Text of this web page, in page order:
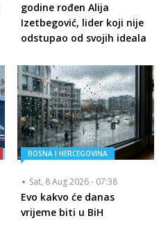
godine rođen Alija
Izetbegović, lider koji nije
odstupao od svojih ideala
BOSNA I HERCEGOVINA
Sat, 8 Aug 2026 - 07:38
Evo kakvo će danas
vrijeme biti u BiH